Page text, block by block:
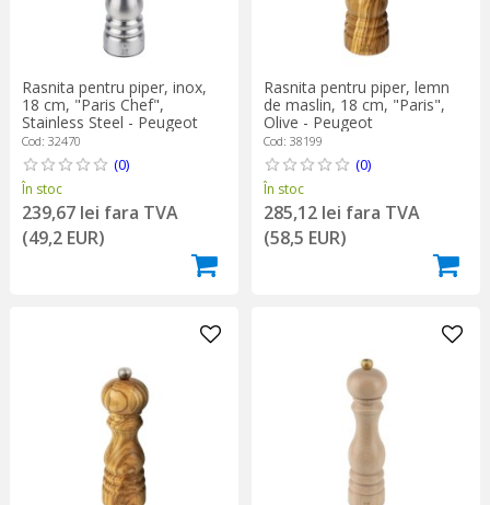
Rasnita pentru piper, inox,
18 cm, "Paris Chef",
Stainless Steel - Peugeot
Cod: 32470
(0)
În stoc
239,67 lei fara TVA
(49,2 EUR)
Rasnita pentru piper, lemn
de maslin, 18 cm, "Paris",
Olive - Peugeot
Cod: 38199
(0)
În stoc
285,12 lei fara TVA
(58,5 EUR)